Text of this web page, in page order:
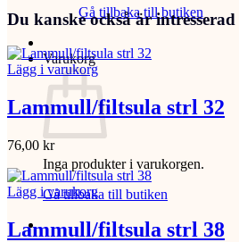
Gå tillbaka till butiken
Varukorg
Inga produkter i varukorgen.
Gå tillbaka till butiken
Du kanske också är
Lägg i varukorg
Lammull/filtsula strl 32
76,00 kr
Lägg i varukorg
Lammull/filtsula strl 38